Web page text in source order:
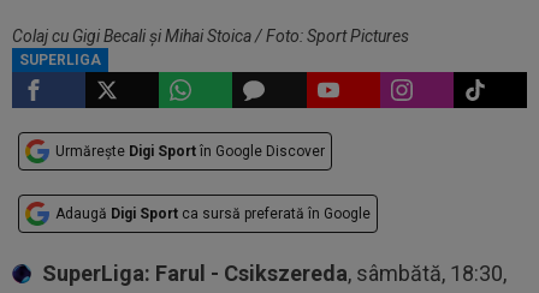
SUPERLIGA
Colaj cu Gigi Becali și Mihai Stoica / Foto: Sport Pictures
Urmărește Digi Sport în Google Discover
Adaugă Digi Sport ca sursă preferată în Google
SuperLiga: Farul - Csikszereda, sâmbătă, 18:30,